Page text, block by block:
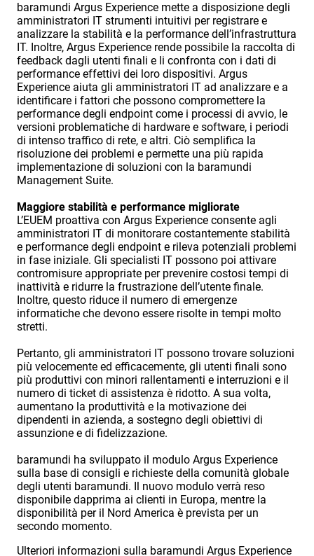
baramundi Argus Experience mette a disposizione degli
amministratori IT strumenti intuitivi per registrare e
analizzare la stabilità e la performance dell’infrastruttura
IT. Inoltre, Argus Experience rende possibile la raccolta di
feedback dagli utenti finali e li confronta con i dati di
performance effettivi dei loro dispositivi. Argus
Experience aiuta gli amministratori IT ad analizzare e a
identificare i fattori che possono compromettere la
performance degli endpoint come i processi di avvio, le
versioni problematiche di hardware e software, i periodi
di intenso traffico di rete, e altri. Ciò semplifica la
risoluzione dei problemi e permette una più rapida
implementazione di soluzioni con la baramundi
Management Suite.
Maggiore stabilità e performance migliorate
L’EUEM proattiva con Argus Experience consente agli
amministratori IT di monitorare costantemente stabilità
e performance degli endpoint e rileva potenziali problemi
in fase iniziale. Gli specialisti IT possono poi attivare
contromisure appropriate per prevenire costosi tempi di
inattività e ridurre la frustrazione dell’utente finale.
Inoltre, questo riduce il numero di emergenze
informatiche che devono essere risolte in tempi molto
stretti.
Pertanto, gli amministratori IT possono trovare soluzioni
più velocemente ed efficacemente, gli utenti finali sono
più produttivi con minori rallentamenti e interruzioni e il
numero di ticket di assistenza è ridotto. A sua volta,
aumentano la produttività e la motivazione dei
dipendenti in azienda, a sostegno degli obiettivi di
assunzione e di fidelizzazione.
baramundi ha sviluppato il modulo Argus Experience
sulla base di consigli e richieste della comunità globale
degli utenti baramundi. Il nuovo modulo verrà reso
disponibile dapprima ai clienti in Europa, mentre la
disponibilità per il Nord America è prevista per un
secondo momento.
Ulteriori informazioni sulla baramundi Argus Experience